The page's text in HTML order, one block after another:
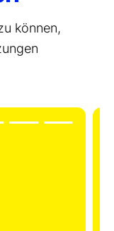
können,